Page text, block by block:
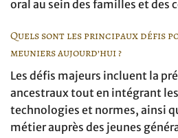
oral au sein des familles et des
Quels sont les principaux défis
meuniers aujourd’hui ?
Les défis majeurs incluent la
ancestraux tout en intégrant
technologies et normes, ainsi
métier auprès des jeunes